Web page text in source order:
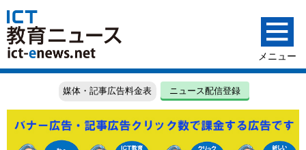
媒体・記事広告料金表 ニュース配信登録